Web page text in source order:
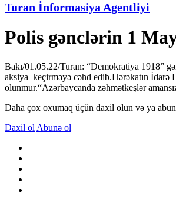
Turan İnformasiya Agentliyi
Polis gənclərin 1 May
Bakı/01.05.22/Turan: “Demokratiya 1918”
aksiya keçirməyə cəhd edib.Hərəkatın
olunmur.“Azərbaycanda zəhmətkeşlər
Daha çox oxumaq üçün daxil olun və ya
Daxil ol Abunə ol